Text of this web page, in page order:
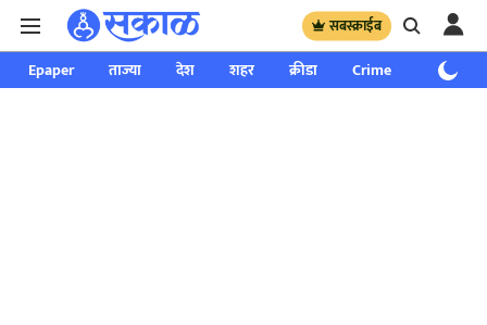
सबस्क्राईब
Epaper ताज्या देश शहर क्रीडा Crime साप्ताहिक